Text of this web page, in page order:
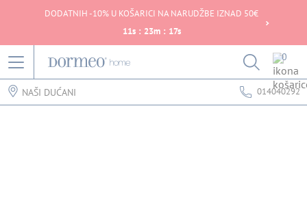
DODATNIH -10% U KOŠARICI NA NARUDŽBE IZNAD 50€
11s : 23m : 17s
0
NAŠI DUĆANI 014040292